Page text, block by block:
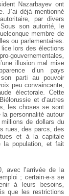
Nazarbayev ont
J’ai déjà mentionné
par divers
son autorité, le
membre de
ou parlementaires.
lors des élections
gouvernementales,
illusion mal mise
d’un pays
parti au pouvoir
peu convaincante,
électorale. Cette
et d’autres
les choses se sont
personnalité autour
de dollars du
rues, des parcs, des
et à la capitale
la population, et fait
avec l’arrivée de la
; certain·e·s se
à leurs besoins,
que les restrictions